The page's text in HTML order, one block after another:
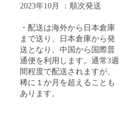
2023年10月 ：順次発送
・配送は海外から日本倉庫
まで送り、日本倉庫から発
送となり、中国から国際普
通便を利用します。通常3週
間程度で配送されますが、
稀に１か月を超えることも
あります。